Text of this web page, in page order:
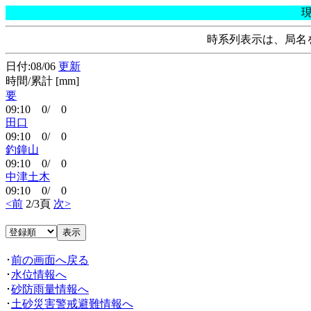
時系列表示は、局
日付:08/06 更新
時間/累計 [mm]
要
09:10 0/ 0
田口
09:10 0/ 0
釣鐘山
09:10 0/ 0
中津土木
09:10 0/ 0
<前 2/3頁 次>
･前の画面へ戻る
･ 水位情報へ
･砂防雨量情報へ
･ 土砂災害警戒避難情報へ